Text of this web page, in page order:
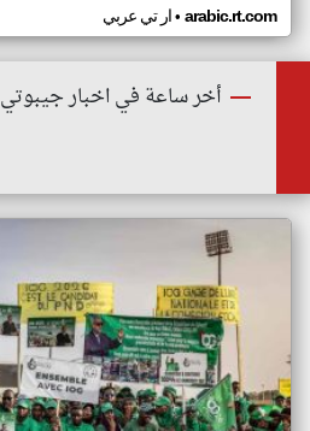
ار تي عربي• arabic.rt.com
أخر ساعة في اخبار جيبوتي